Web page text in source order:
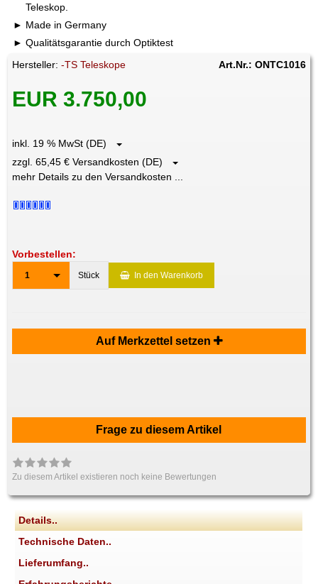
Teleskop.
Made in Germany
Qualitätsgarantie durch Optiktest
Hersteller:-TS Teleskope Art.Nr.: ONTC1016
EUR 3.750,00
inkl. 19 % MwSt (DE)
zzgl. 65,45 € Versandkosten (DE)
mehr Details zu den Versandkosten ...
Vorbestellen:
1 Stück In den Warenkorb
Auf Merkzettel setzen
Frage zu diesem Artikel
Zu diesem Artikel existieren noch keine Bewertungen
Details..
Technische Daten..
Lieferumfang..